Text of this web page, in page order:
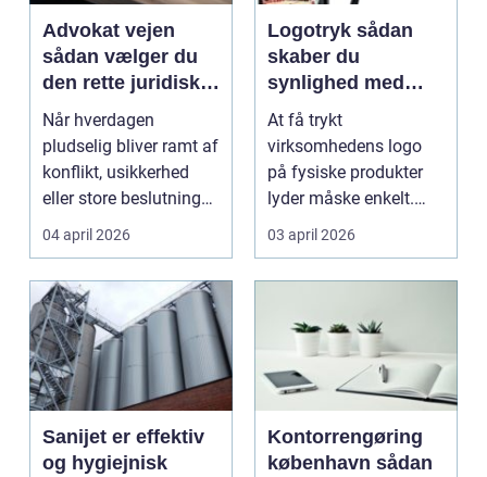
Advokat vejen
sådan vælger du
den rette juridiske
hjælp lokalt
Når hverdagen
pludselig bliver ramt af
konflikt, usikkerhed
eller store beslutninger,
kan en lokal a...
04 april 2026
Logotryk sådan
skaber du
synlighed med
simple midler
At få trykt
virksomhedens logo
på fysiske produkter
lyder måske enkelt.
Men gjort rigtigt kan
logotr...
03 april 2026
Sanijet er effektiv
og hygiejnisk
Kontorrengøring
københavn sådan